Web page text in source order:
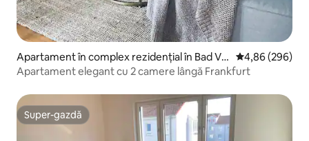
Apartament în complex rezidențial în Bad Vil
bel
Scor mediu de
4,86 (296)
Apartament elegant cu 2 camere lângă Frankfurt
Super-gazdă
Super-gazdă